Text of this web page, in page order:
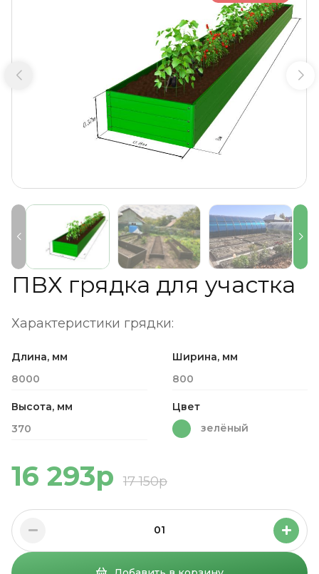
ПВХ грядка для участка
Характеристики грядки:
Длина, мм
8000
Ширина, мм
800
Высота, мм
370
Цвет
зелёный
16 293р 17 150р
01